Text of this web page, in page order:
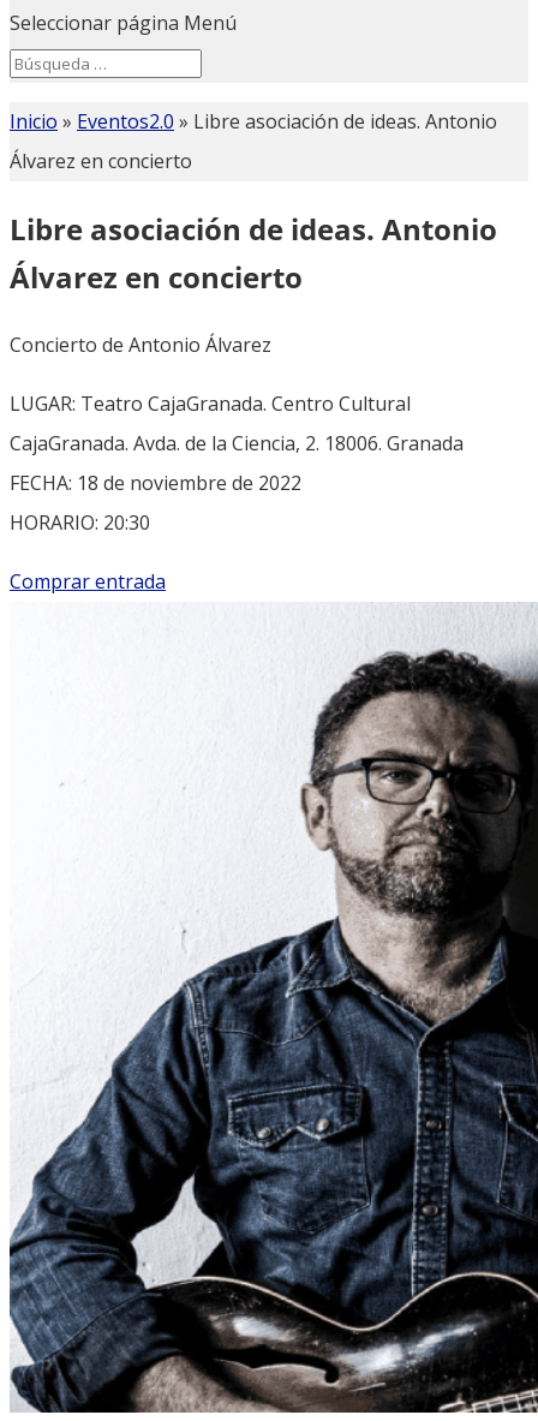
Seleccionar página Menú
Search
for...
Inicio » Eventos2.0 » Libre asociación de ideas. Antonio
Álvarez en concierto
Libre asociación de ideas. Antonio
Álvarez en concierto
Concierto de Antonio Álvarez
LUGAR: Teatro CajaGranada. Centro Cultural
CajaGranada. Avda. de la Ciencia, 2. 18006. Granada
FECHA: 18 de noviembre de 2022
HORARIO: 20:30
Comprar entrada